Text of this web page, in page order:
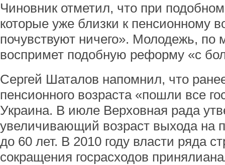
Чиновник отметил, что при
которые уже близки к пенсионному
почувствуют ничего». Молодежь,
воспримет подобную реформу «с
Сергей Шаталов напомнил, что
пенсионного возраста «пошли все
Украина. В июле Верховная рада
увеличивающий возраст выхода на
до 60 лет. В 2010 году власти ряда
сокращения госрасходов